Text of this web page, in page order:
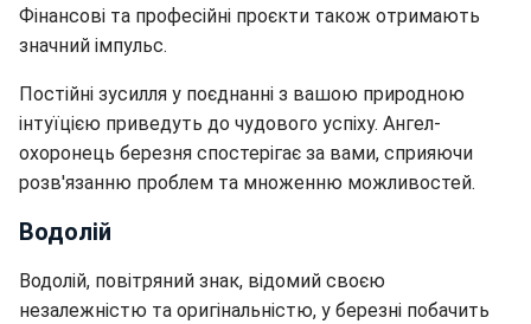
Фінансові та професійні проєкти також отримають
значний імпульс.
Постійні зусилля у поєднанні з вашою природною
інтуїцією приведуть до чудового успіху. Ангел-
охоронець березня спостерігає за вами, сприяючи
розв'язанню проблем та множенню можливостей.
Водолій
Водолій, повітряний знак, відомий своєю
незалежністю та оригінальністю, у березні побачить